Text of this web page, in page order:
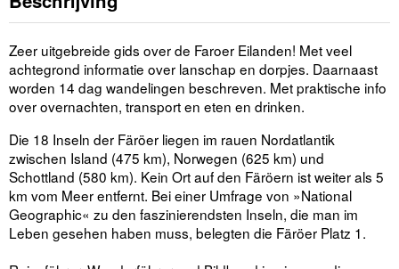
Zeer uitgebreide gids over de Faroer Eilanden! Met veel
achtegrond informatie over lanschap en dorpjes. Daarnaast
worden 14 dag wandelingen beschreven. Met praktische info
over overnachten, transport en eten en drinken.
Die 18 Inseln der Färöer liegen im rauen Nordatlantik
zwischen Island (475 km), Norwegen (625 km) und
Schottland (580 km). Kein Ort auf den Färöern ist weiter als 5
km vom Meer entfernt. Bei einer Umfrage von »National
Geographic« zu den faszinierendsten Inseln, die man im
Leben gesehen haben muss, belegten die Färöer Platz 1.